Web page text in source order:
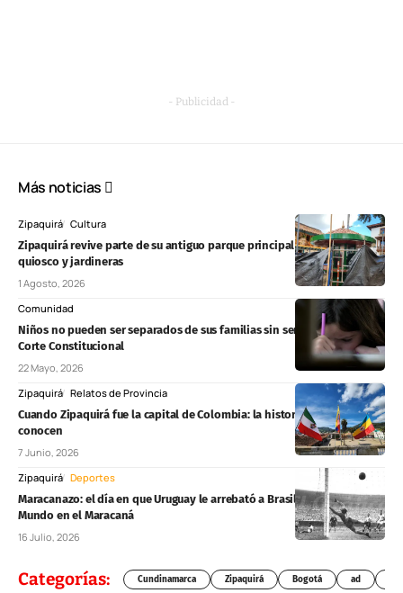
- Publicidad -
Más noticias
Zipaquirá Cultura
Zipaquirá revive parte de su antiguo parque principal con un nuevo
quiosco y jardineras
1 Agosto, 2026
Comunidad
Niños no pueden ser separados de sus familias sin ser escuchados:
Corte Constitucional
22 Mayo, 2026
Zipaquirá Relatos de Provincia
Cuando Zipaquirá fue la capital de Colombia: la historia que pocos
conocen
7 Junio, 2026
Zipaquirá Deportes
Maracanazo: el día en que Uruguay le arrebató a Brasil la Copa del
Mundo en el Maracaná
16 Julio, 2026
Categorías: Cundinamarca Zipaquirá Bogotá ad